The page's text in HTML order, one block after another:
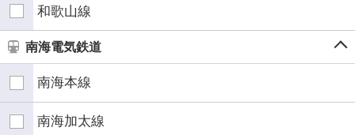
和歌山線
南海電気鉄道
南海本線
南海加太線